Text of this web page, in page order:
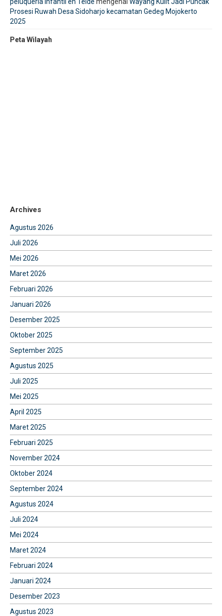
Prosesi Ruwah Desa Sidoharjo kecamatan Gedeg Mojokerto
2025
Peta Wilayah
Archives
Agustus 2026
Juli 2026
Mei 2026
Maret 2026
Februari 2026
Januari 2026
Desember 2025
Oktober 2025
September 2025
Agustus 2025
Juli 2025
Mei 2025
April 2025
Maret 2025
Februari 2025
November 2024
Oktober 2024
September 2024
Agustus 2024
Juli 2024
Mei 2024
Maret 2024
Februari 2024
Januari 2024
Desember 2023
Agustus 2023